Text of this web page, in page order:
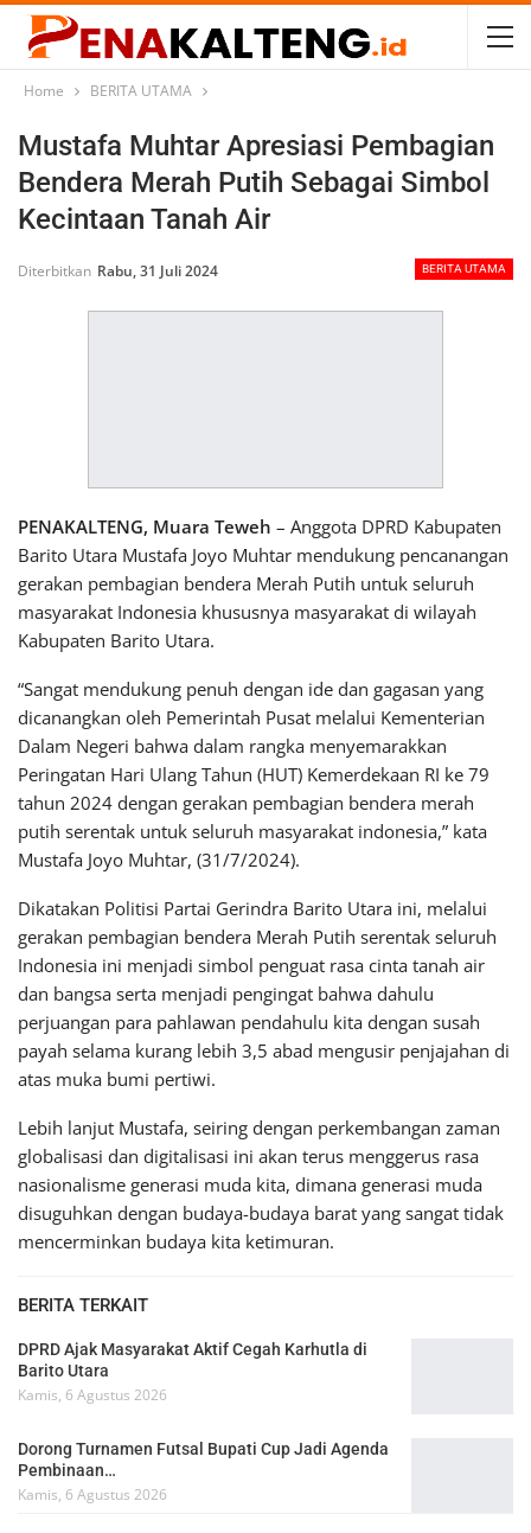
Home BERITA UTAMA
Mustafa Muhtar Apresiasi Pembagian
Bendera Merah Putih Sebagai Simbol
Kecintaan Tanah Air
BERITA UTAMA
Diterbitkan Rabu, 31 Juli 2024
PENAKALTENG, Muara Teweh – Anggota DPRD Kabupaten
Barito Utara Mustafa Joyo Muhtar mendukung pencanangan
gerakan pembagian bendera Merah Putih untuk seluruh
masyarakat Indonesia khususnya masyarakat di wilayah
Kabupaten Barito Utara.
“Sangat mendukung penuh dengan ide dan gagasan yang
dicanangkan oleh Pemerintah Pusat melalui Kementerian
Dalam Negeri bahwa dalam rangka menyemarakkan
Peringatan Hari Ulang Tahun (HUT) Kemerdekaan RI ke 79
tahun 2024 dengan gerakan pembagian bendera merah
putih serentak untuk seluruh masyarakat indonesia,” kata
Mustafa Joyo Muhtar, (31/7/2024).
Dikatakan Politisi Partai Gerindra Barito Utara ini, melalui
gerakan pembagian bendera Merah Putih serentak seluruh
Indonesia ini menjadi simbol penguat rasa cinta tanah air
dan bangsa serta menjadi pengingat bahwa dahulu
perjuangan para pahlawan pendahulu kita dengan susah
payah selama kurang lebih 3,5 abad mengusir penjajahan di
atas muka bumi pertiwi.
Lebih lanjut Mustafa, seiring dengan perkembangan zaman
globalisasi dan digitalisasi ini akan terus menggerus rasa
nasionalisme generasi muda kita, dimana generasi muda
disuguhkan dengan budaya-budaya barat yang sangat tidak
mencerminkan budaya kita ketimuran.
BERITA TERKAIT
DPRD Ajak Masyarakat Aktif Cegah Karhutla di
Barito Utara
Kamis, 6 Agustus 2026
Dorong Turnamen Futsal Bupati Cup Jadi Agenda
Pembinaan…
Kamis, 6 Agustus 2026